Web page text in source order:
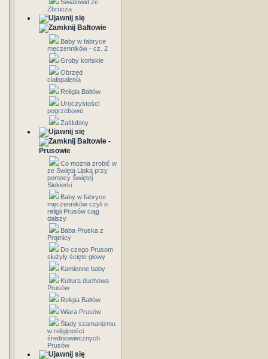
Światowid ze
Zbrucza
Bałtowie
Baby w fabryce
męczenników - cz. 2
Groby końskie
Obrzęd
ciałopalenia
Religia Bałtów
Uroczystości
pogrzebowe
Zaślubiny
Bałtowie -
Prusowie
Co można zrobić w
ze Świętą Lipką przy
pomocy Świętej
Siekierki
Baby w fabryce
męczenników czyli o
religii Prusów ciąg
dalszy
Baba Pruska z
Prątnicy
Do czego Prusom
służyły ścięte głowy
Kamienne baby
Kultura duchowa
Prusów
Religia Bałtów
Wiara Prusów
Ślady szamanizmu
w religijności
średniowiecznych
Prusów